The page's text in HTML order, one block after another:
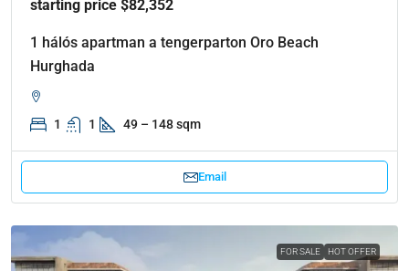
starting price $82,352
1 hálós apartman a tengerparton Oro Beach
Hurghada
1 1 49 – 148 sqm
Email
FOR SALE HOT OFFER